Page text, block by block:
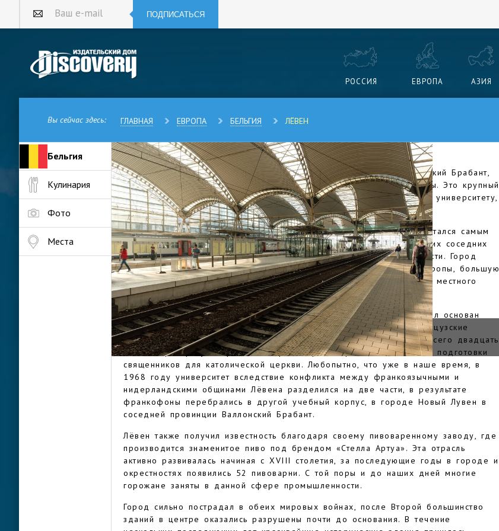
Ваш e-mail ПОДПИСАТЬСЯ
РОССИЯ ЕВРОПА АЗИЯ
Вы сейчас здесь: ГЛАВНАЯ ЕВРОПА БЕЛЬГИЯ ЛЁВЕН
Бельгия
Кулинария
Фото
Места
ЛЁВЕН
Бельгийский город Лёвен — главный город в провинции Фламандский Брабант,
расположенный на берегах реки Диль к востоку от столицы страны. Это крупный
научный и образовательный центр Бельгии, благодаря Лёвенскому университету,
одному из старейших в Европе.
Основанный в начале XV века университет в течение столетия считался самым
лучшим на континенте, сюда стремились попасть на учебу из многих соседних
стран. Сам Лёвен появился в IX столетии на месте римской крепости. Город
расцвел в период быстрого развития торговли в этом регионе Европы, большую
часть прибыли городским купцам приносила торговля льном. Ткань местного
производства даже получила собственное название «лёвин».
В 1425 году усилиями герцога Жана IV Брабантского в Лёвене был основан
университет. В конце XVIII века учебное заведение закрыли французские
власти, получившие контроль над городом, но запрет продлился всего двадцать
лет. Вскоре при университете открылся философский колледж для подготовки
священников для католической церкви. Любопытно, что уже в наше время, в
1968 году университет вследствие конфликта между франкоязычными и
нидерландскими общинами Лёвена разделился на две части, в результате
франкофоны перебрались в другой учебный корпус, в городе Новый Лувен в
соседней провинции Валлонский Брабант.
Лёвен также получил известность благодаря своему пивоваренному заводу, где
производится знаменитое пиво под брендом «Стелла Артуа». Эта отрасль
активно развивалась начиная с XVIII столетия, за последующие годы в городе и
окрестностях появились 52 пивоварни. С той поры и до наших дней многие
горожане заняты в данной сфере промышленности.
Город сильно пострадал в обеих мировых войнах, после Второй большинство
зданий в центре оказались разрушены почти до основания. В течение